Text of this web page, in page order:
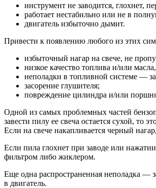
инструмент не заводится, глохнет,
работает нестабильно или не в
двигатель избыточно дымит.
Привести к появлению любого из этих
избыточный нагар на свече, не
низкое качество топлива и/или
неполадки в топливной системе —
засорение глушителя;
повреждение цилиндра и/или
Одной из самых проблемных частей
завести пилу ее свеча остается сухой,
Если на свече накапливается черный
Если пила глохнет при заводе или
фильтром либо жиклером.
Еще одна распространенная неполадка —
в двигатель.